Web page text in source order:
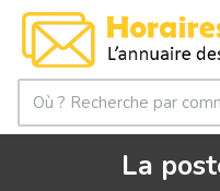
La